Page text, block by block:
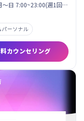
日 7:00~23:00(週1回…
パーソナル
カウンセリング